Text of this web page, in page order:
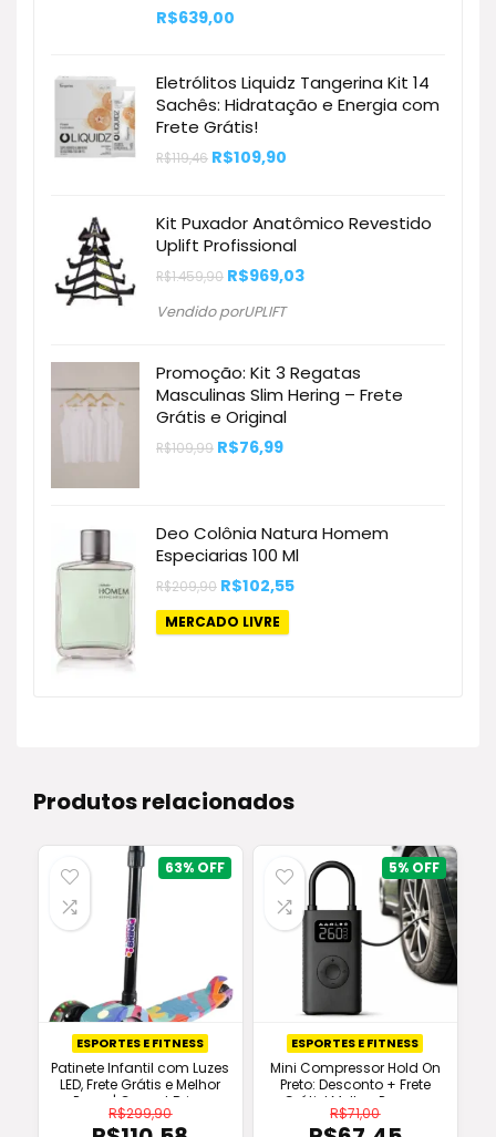
R$639,00
Eletrólitos Liquidz Tangerina Kit 14
Sachês: Hidratação e Energia com
Frete Grátis!
R$119,46 O
R$119,46.
R$109,90
R$109,90.
Kit Puxador Anatômico Revestido
Uplift Profissional
R$1.459,90 O
original
R$969,03O
Vendido porUPLIFT
Promoção: Kit 3 Regatas
Masculinas Slim Hering – Frete
Grátis e Original
R$109,99 O
R$76,99O
Deo Colônia Natura Homem
Especiarias 100 Ml
R$209,90 O
original
era:
R$102,55O
MERCADO LIVRE
Produtos relacionados
63%
ESPORTES E FITNESS
Patinete Infantil com Luzes
LED, Frete Grátis e Melhor
Preço | Conect Brinq
R$299,90
5%
ESPORTES E FITNESS
Mini Compressor Hold On
Preto: Desconto + Frete
Grátis! Melhor Preço e
Original!
R$71,00